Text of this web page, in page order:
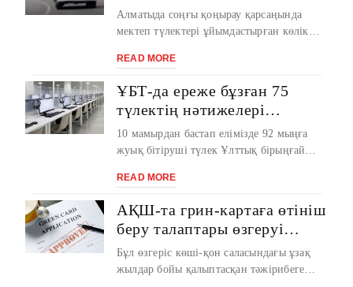
түлектері заң бұзған: 21 ата-
ана жауапқа тартылды
Алматыда соңғы қоңырау қарсаңында
мектеп түлектері ұйымдастырған көлік
READ MORE
ҰБТ-да ереже бұзған 75
түлектің нәтижелері
жойылды
10 мамырдан бастап елімізде 92 мыңға
жуық бітіруші түлек Ұлттық бірыңғай
және ...
READ MORE
АҚШ-та грин-картаға өтініш
беру талаптары өзгеруі
мүмкін
Бұл өзгеріс көші-қон саласындағы ұзақ
жылдар бойы қалыптасқан тәжірибеге